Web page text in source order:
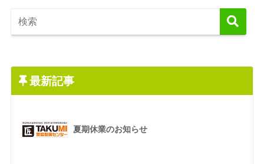
最新記事
夏期休業のお知らせ